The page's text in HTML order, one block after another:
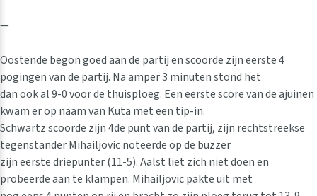
—
Oostende begon goed aan de partij en scoorde zijn eerste 4
pogingen van de partij. Na amper 3 minuten stond het
dan ook al 9-0 voor de thuisploeg. Een eerste score van de ajuinen
kwam er op naam van Kuta met een tip-in.
Schwartz scoorde zijn 4de punt van de partij, zijn rechtstreekse
tegenstander Mihailjovic noteerde op de buzzer
zijn eerste driepunter (11-5). Aalst liet zich niet doen en
probeerde aan te klampen. Mihailjovic pakte uit met